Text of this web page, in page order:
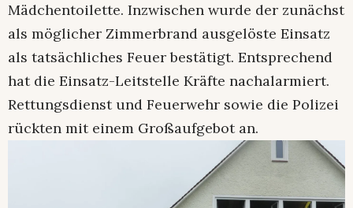
Mädchentoilette. Inzwischen wurde der zunächst
als möglicher Zimmerbrand ausgelöste Einsatz
als tatsächliches Feuer bestätigt. Entsprechend
hat die Einsatz-Leitstelle Kräfte nachalarmiert.
Rettungsdienst und Feuerwehr sowie die Polizei
rückten mit einem Großaufgebot an.